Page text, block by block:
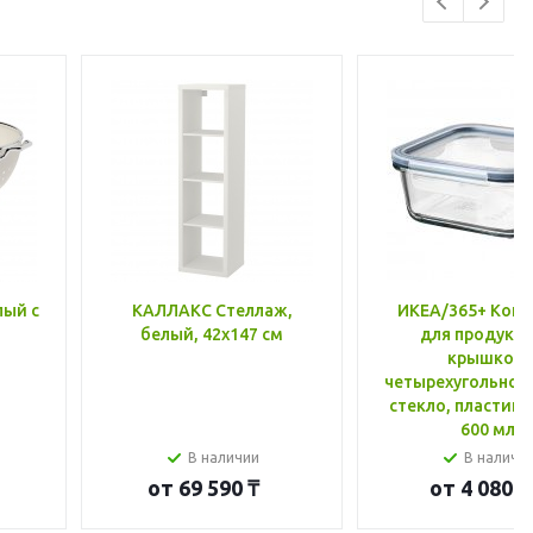
с
КАЛЛАКС Стеллаж,
белый, 42x147 см
В наличии
от 69 590 ₸
ИКЕА/365+
для
крышкой,
стекло, пластик
600 мл
В
от 4 080 ₸